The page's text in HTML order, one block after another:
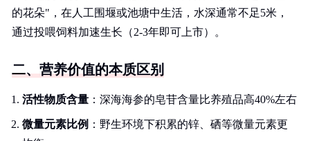
的花朵"，在人工围堰或池塘中生活，水深通常不足5米，
通过投喂饲料加速生长（2-3年即可上市）。
二、营养价值的本质区别
活性物质含量 ：深海海参的皂苷含量比养殖品高40%左右
微量元素比例 ：野生环境下积累的锌、硒等微量元素更